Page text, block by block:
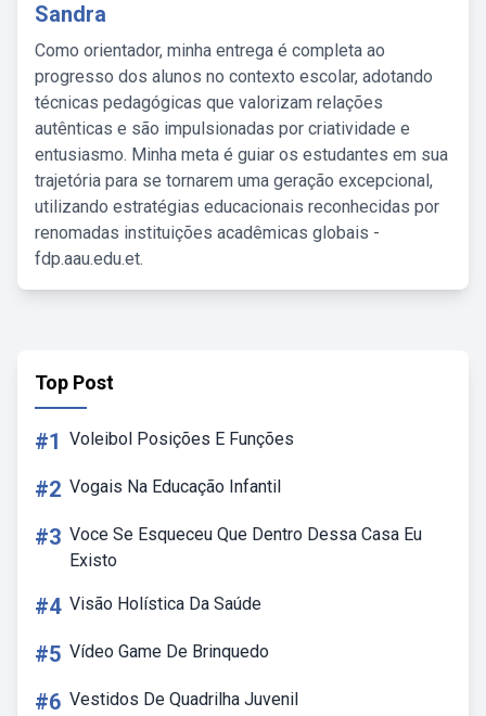
Sandra
Como orientador, minha entrega é completa ao
progresso dos alunos no contexto escolar, adotando
técnicas pedagógicas que valorizam relações
autênticas e são impulsionadas por criatividade e
entusiasmo. Minha meta é guiar os estudantes em sua
trajetória para se tornarem uma geração excepcional,
utilizando estratégias educacionais reconhecidas por
renomadas instituições acadêmicas globais -
fdp.aau.edu.et.
Top Post
#1 Voleibol Posições E Funções
#2 Vogais Na Educação Infantil
#3 Voce Se Esqueceu Que Dentro Dessa Casa Eu
Existo
#4 Visão Holística Da Saúde
#5 Vídeo Game De Brinquedo
#6 Vestidos De Quadrilha Juvenil